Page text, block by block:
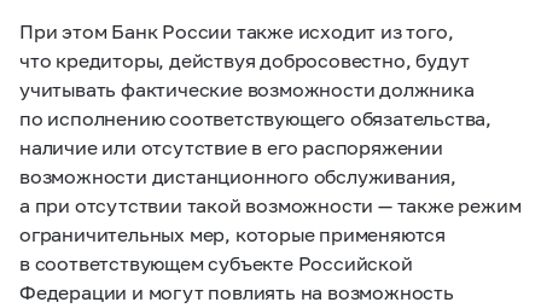
При этом Банк России также исходит из того,
что кредиторы, действуя добросовестно, будут
учитывать фактические возможности должника
по исполнению соответствующего обязательства,
наличие или отсутствие в его распоряжении
возможности дистанционного обслуживания,
а при отсутствии такой возможности — также режим
ограничительных мер, которые применяются
в соответствующем субъекте Российской
Федерации и могут повлиять на возможность